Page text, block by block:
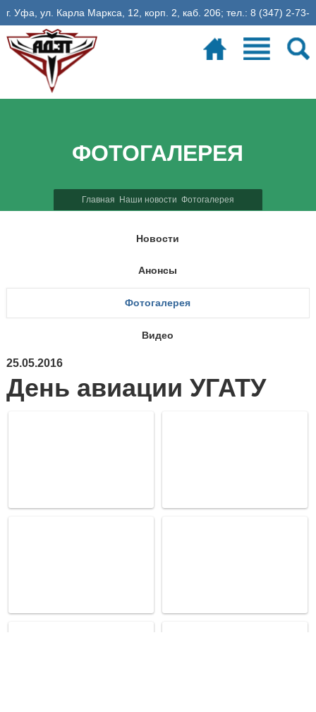
г. Уфа, ул. Карла Маркса, 12, корп. 2, каб. 206; тел.: 8 (347) 2-73-
06-35, эл. почта: fadet@ugatu.su
ФОТОГАЛЕРЕЯ
Главная Наши новости Фотогалерея
Новости
Анонсы
Фотогалерея
Видео
25.05.2016
День авиации УГАТУ